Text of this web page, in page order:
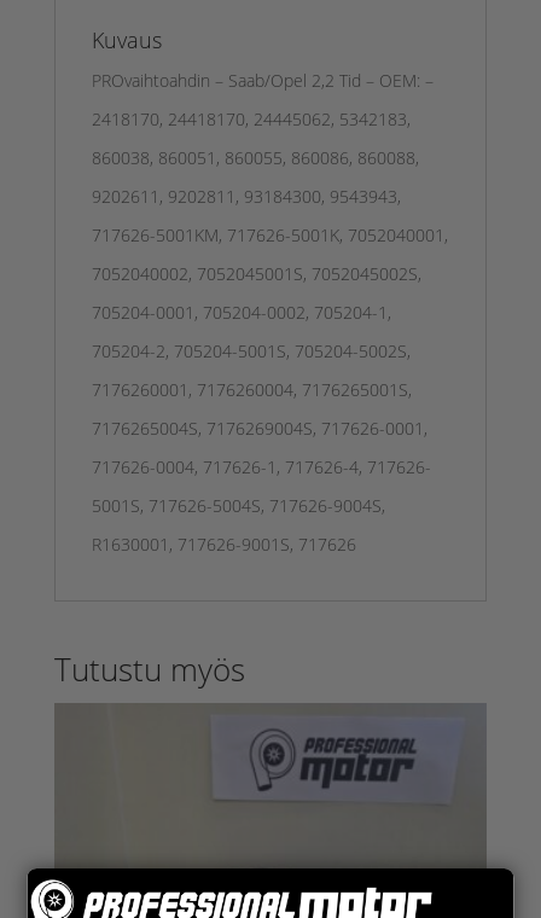
Kuvaus
PROvaihtoahdin – Saab/Opel 2,2 Tid – OEM: –
2418170, 24418170, 24445062, 5342183,
860038, 860051, 860055, 860086, 860088,
9202611, 9202811, 93184300, 9543943,
717626-5001KM, 717626-5001K, 7052040001,
7052040002, 7052045001S, 7052045002S,
705204-0001, 705204-0002, 705204-1,
705204-2, 705204-5001S, 705204-5002S,
7176260001, 7176260004, 7176265001S,
7176265004S, 7176269004S, 717626-0001,
717626-0004, 717626-1, 717626-4, 717626-
5001S, 717626-5004S, 717626-9004S,
R1630001, 717626-9001S, 717626
Tutustu myös